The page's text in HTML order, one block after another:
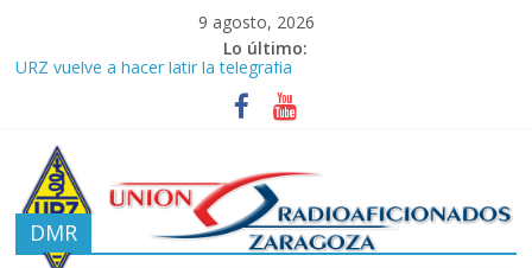
contenido
9 agosto, 2026
Lo último:
URZ vuelve a hacer latir la telegrafía
Verano, radio y buenas ondas: ideas para seguir disfrutando de
Promoción de Verano ICOM en Promodis Telecom
Nueva ubicación de la Jefatura Provincial de Inspección de las
Telecomunicaciones de Zaragoza. Información de interés para
los radioaficionados
La cantera de URZ vuelve a hacerse escuchar en el YOTA
DMR